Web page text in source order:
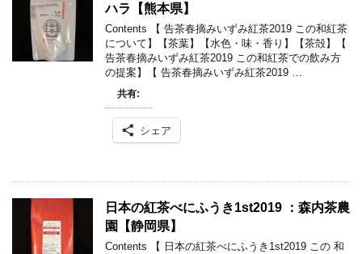
ハラ【熊本県】
Contents 【 告茶春摘みいずみ紅茶2019 この和紅茶
について】【茶葉】【水色・味・香り】【茶殻】【
告茶春摘みいずみ紅茶2019 この和紅茶での飲み方
の提案】【 告茶春摘みいずみ紅茶2019 …
共有:
シェア
日本の紅茶べにふうき1st2019 ：森内茶農
園【静岡県】
Contents 【 日本の紅茶べにふうき1st2019 この 和